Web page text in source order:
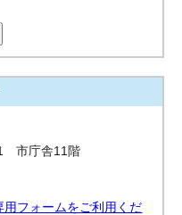
市庁舎11階
フォームをご利用くだ